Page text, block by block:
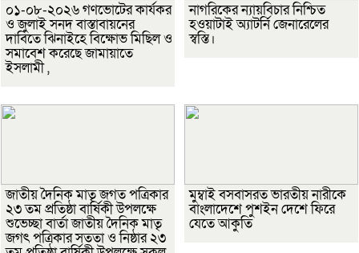
০১-০৮-২০২৬ গণভোটের কার্যকর
ও জুলাই সনদ বাস্তাবায়নের
দাবিতে ঝিনাইহে বিক্ষোভ মিছিল ও
সমাবেশ করেছে জামায়াতে
ইসলামী ,
নাগরিকের ন্যায়বিচার নিশ্চিত
হওয়াটাই অ্যাটর্নি জেনারেলের
স্বস্তি।
জাতীয় দৈনিক মাতৃ জগত পত্রিকার
২৩ তম প্রতিষ্ঠা বার্ষিকী উপলক্ষে
শুভেচ্ছা বার্তা জাতীয় দৈনিক মাতৃ
জগৎ পত্রিকার সততা ও নিষ্ঠার ২৩
মুম্বাই বসবাসরত ভারতীয় নারীকে
বাংলাদেশে পুশইন দেশে ফিরে
যেতে আকুতি